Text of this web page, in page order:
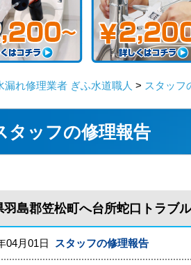
漏れ修理業者 ぎふ水道職人 > スタッフ
タッフの修理報告
羽島郡笠松町へ台所蛇口トラブ
04月01日 スタッフの修理報告